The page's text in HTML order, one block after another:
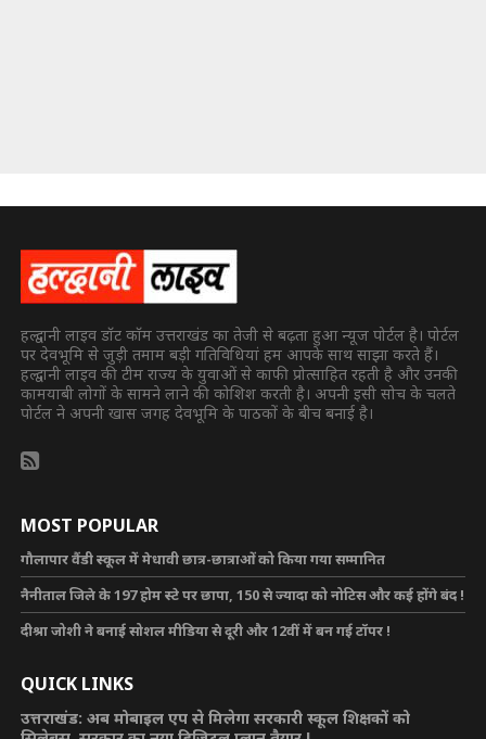
हल्द्वानी लाइव डॉट कॉम उत्तराखंड का तेजी से बढ़ता हुआ न्यूज पोर्टल है। पोर्टल
पर देवभूमि से जुड़ी तमाम बड़ी गतिविधियां हम आपके साथ साझा करते हैं।
हल्द्वानी लाइव की टीम राज्य के युवाओं से काफी प्रोत्साहित रहती है और उनकी
कामयाबी लोगों के सामने लाने की कोशिश करती है। अपनी इसी सोच के चलते
पोर्टल ने अपनी खास जगह देवभूमि के पाठकों के बीच बनाई है।
MOST POPULAR
गौलापार वैंडी स्कूल में मेधावी छात्र-छात्राओं को किया गया सम्मानित
नैनीताल जिले के 197 होम स्टे पर छापा, 150 से ज्यादा को नोटिस और कई होंगे बंद !
दीश्रा जोशी ने बनाई सोशल मीडिया से दूरी और 12वीं में बन गई टॉपर !
QUICK LINKS
उत्तराखंड: अब मोबाइल एप से मिलेगा सरकारी स्कूल शिक्षकों को